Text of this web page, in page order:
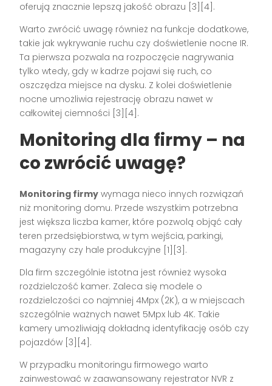
oferują znacznie lepszą jakość obrazu [3][4].
Warto zwrócić uwagę również na funkcje dodatkowe,
takie jak wykrywanie ruchu czy doświetlenie nocne IR.
Ta pierwsza pozwala na rozpoczęcie nagrywania
tylko wtedy, gdy w kadrze pojawi się ruch, co
oszczędza miejsce na dysku. Z kolei doświetlenie
nocne umożliwia rejestrację obrazu nawet w
całkowitej ciemności [3][4].
Monitoring dla firmy – na
co zwrócić uwagę?
Monitoring firmy wymaga nieco innych rozwiązań
niż monitoring domu. Przede wszystkim potrzebna
jest większa liczba kamer, które pozwolą objąć cały
teren przedsiębiorstwa, w tym wejścia, parkingi,
magazyny czy hale produkcyjne [1][3].
Dla firm szczególnie istotna jest również wysoka
rozdzielczość kamer. Zaleca się modele o
rozdzielczości co najmniej 4Mpx (2K), a w miejscach
szczególnie ważnych nawet 5Mpx lub 4K. Takie
kamery umożliwiają dokładną identyfikację osób czy
pojazdów [3][4].
W przypadku monitoringu firmowego warto
zainwestować w zaawansowany rejestrator NVR z